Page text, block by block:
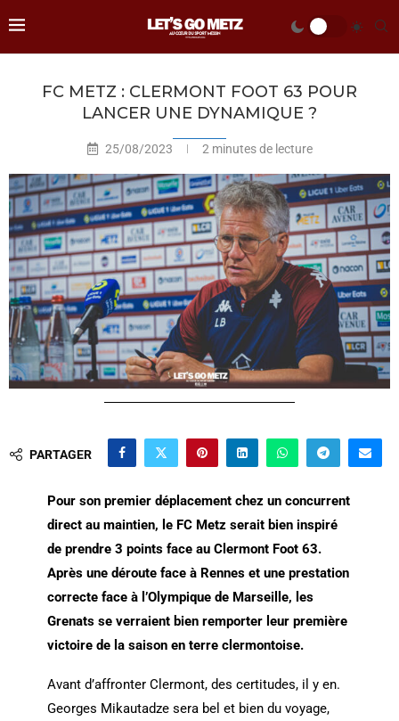
FC METZ : CLERMONT FOOT 63 POUR
LANCER UNE DYNAMIQUE ?
25/08/2023 2 minutes de lecture
PARTAGER
Pour son premier déplacement chez un concurrent
direct au maintien, le FC Metz serait bien inspiré
de prendre 3 points face au Clermont Foot 63.
Après une déroute face à Rennes et une prestation
correcte face à l’Olympique de Marseille, les
Grenats se verraient bien remporter leur première
victoire de la saison en terre clermontoise.
Avant d’affronter Clermont, des certitudes, il y en.
Georges Mikautadze sera bel et bien du voyage,